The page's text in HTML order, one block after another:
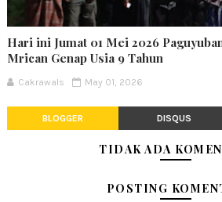
Hari ini Jumat 01 Mei 2026
Mrican Genap Usia 9 Tahun
Cakrawals May 01, 2026
BLOGGER DISQUS
TIDAK ADA
POSTING